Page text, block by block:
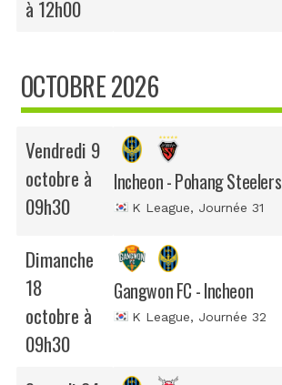
à 12h00
OCTOBRE 2026
Vendredi 9
octobre à
09h30
Incheon - Pohang Steelers
K League, Journée 31
Dimanche
18
octobre à
09h30
Gangwon FC - Incheon
K League, Journée 32